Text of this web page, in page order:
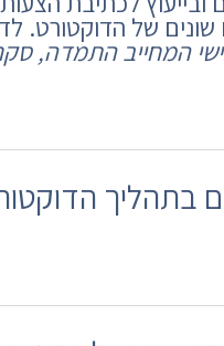
המחייב התמדה,
בתהליך